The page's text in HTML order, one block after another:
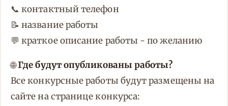
📞 контактный телефон
📝 название работы
💬 краткое описание работы - по желанию
🌐Где будут опубликованы работы?
Все конкурсные работы будут размещены на
сайте на странице конкурса: